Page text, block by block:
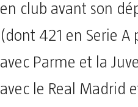
en club avant son
(dont 421 en Serie
avec Parme et la
avec le Real Madrid